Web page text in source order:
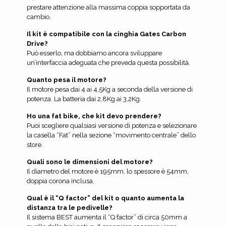
prestare attenzione alla massima coppia sopportata da
cambio.
Il kit è compatibile con la cinghia Gates Carbon
Drive?
Può esserlo, ma dobbiamo ancora sviluppare
un’interfaccia adeguata che preveda questa possibilità.
Quanto pesa il motore?
Il motore pesa dai 4 ai 4,5Kg a seconda della versione di
potenza. La batteria dai 2,8Kg ai 3,2Kg.
Ho una fat bike, che kit devo prendere?
Puoi scegliere qualsiasi versione di potenza e selezionare
la casella “Fat” nella sezione “movimento centrale” dello
store.
Quali sono le dimensioni del motore?
Il diametro del motore è 195mm, lo spessore è 54mm,
doppia corona inclusa.
Qual è il “Q factor” del kit o quanto aumenta la
distanza tra le pedivelle?
Il sistema BEST aumenta il “Q factor” di circa 50mm a